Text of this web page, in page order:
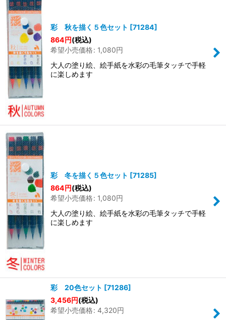
彩 秋を描く５色セット [71284]
864円(税込)
希望小売価格: 1,080円
大人の塗り絵、絵手紙を水彩の毛筆タッチで手軽
に楽しめます
彩 冬を描く５色セット [71285]
864円(税込)
希望小売価格: 1,080円
大人の塗り絵、絵手紙を水彩の毛筆タッチで手軽
に楽しめます
彩 20色セット [71286]
3,456円(税込)
希望小売価格: 4,320円